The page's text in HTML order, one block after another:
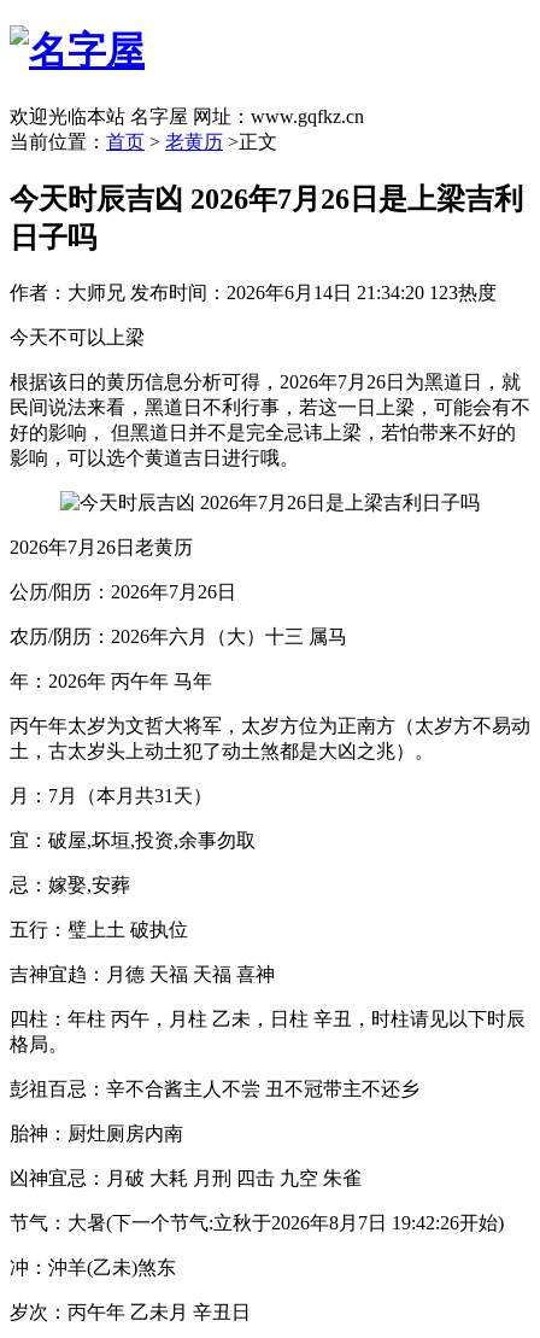
欢迎光临本站 名字屋 网址：www.gqfkz.cn
当前位置： 首页 > 老黄历 >正文
今天时辰吉凶 2026年7月26日是上梁吉利
日子吗
作者：大师兄 发布时间：2026年6月14日 21:34:20 123热度
今天不可以上梁
根据该日的黄历信息分析可得，2026年7月26日为黑道日，就
民间说法来看，黑道日不利行事，若这一日上梁，可能会有不
好的影响， 但黑道日并不是完全忌讳上梁，若怕带来不好的
影响，可以选个黄道吉日进行哦。
2026年7月26日老黄历
公历/阳历：2026年7月26日
农历/阴历：2026年六月（大）十三 属马
年：2026年 丙午年 马年
丙午年太岁为文哲大将军，太岁方位为正南方（太岁方不易动
土，古太岁头上动土犯了动土煞都是大凶之兆）。
月：7月（本月共31天）
宜：破屋,坏垣,投资,余事勿取
忌：嫁娶,安葬
五行：璧上土 破执位
吉神宜趋：月德 天福 天福 喜神
四柱：年柱 丙午，月柱 乙未，日柱 辛丑，时柱请见以下时辰
格局。
彭祖百忌：辛不合酱主人不尝 丑不冠带主不还乡
胎神：厨灶厕房内南
凶神宜忌：月破 大耗 月刑 四击 九空 朱雀
节气：大暑(下一个节气:立秋于2026年8月7日 19:42:26开始)
冲：沖羊(乙未)煞东
岁次：丙午年 乙未月 辛丑日